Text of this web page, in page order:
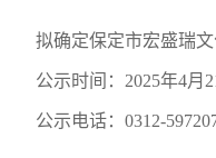
拟确定保定市宏盛瑞
公示时间： 2025年4月
公示电话： 0312-